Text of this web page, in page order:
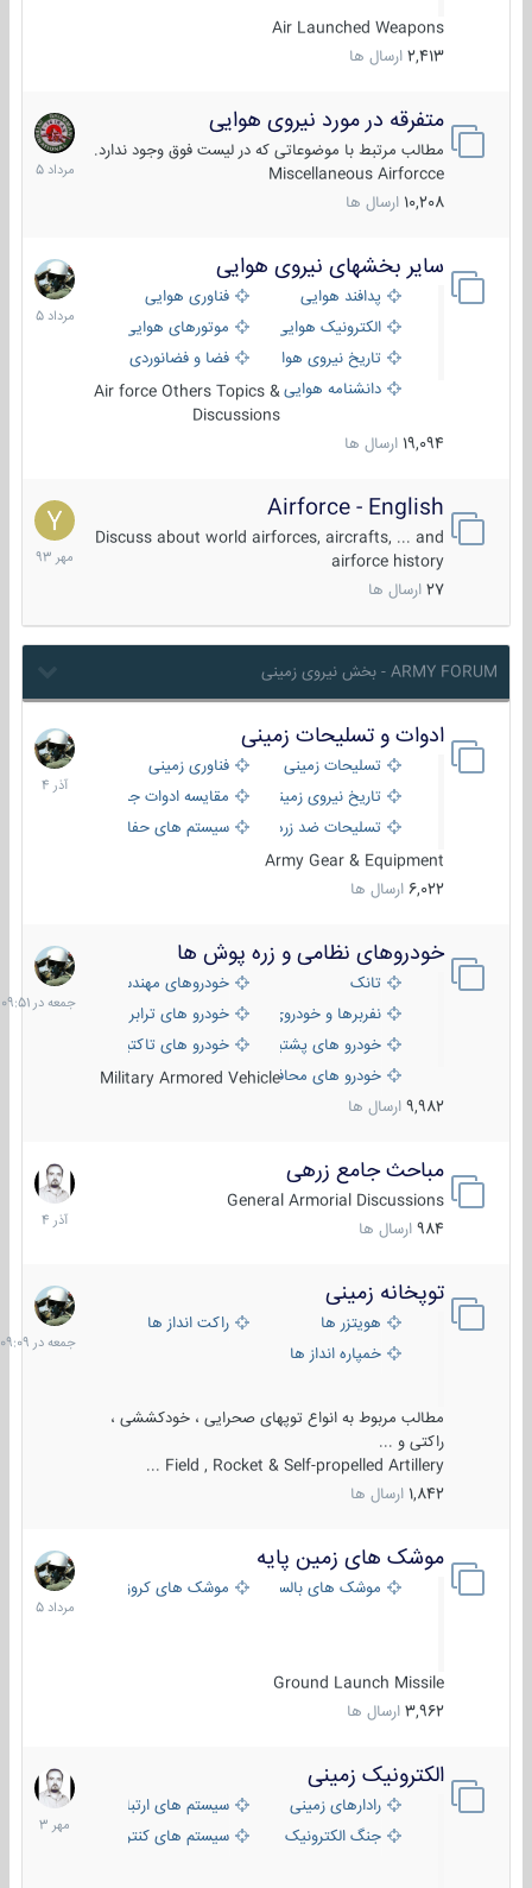
Air Launched Weapons
2,413 ارسال ها
متفرقه در مورد نیروی هوایی
مطالب مرتبط با موضوعاتی که در لیست فوق وجود ندارد.
Miscellaneous Airforcce
10,208 ارسال ها
7
مرداد
1405
سایر بخشهای نیروی هوایی
پدافند هوایی
فناوری هوایی
الکترونیک هوایی
موتورهای هوایی
تاریخ نیروی هوایی
فضا و فضانوردی
دانشنامه هواییAir force Others Topics &
Discussions
19,094 ارسال ها
2
مرداد
1405
Airforce - English
Discuss about world airforces, aircrafts, ... and
airforce history
27 ارسال ها
15
مهر
1393
ARMY FORUM - بخش نیروی زمینی
ادوات و تسلیحات زمینی
تسلیحات زمینی
فناوری زمینی
تاریخ نیروی زمینی
مقایسه ادوات جنگی
تسلیحات ضد زره
سیستم های حفاظت فعال
Army Gear & Equipment
6,022 ارسال ها
21
آذر
1404
خودروهای نظامی و زره پوش ها
تانک
خودروهای مهندسی
نفربرها و خودروی های رزمی پیاده نظام
خودرو های ترابری نظامی
خودرو های پشتیبانی آتش ، شناسایی و ضد تانک
خودرو های تاکتیکی نظامی
خودرو های محافظت شدهMilitary Armored Vehicle
9,982 ارسال ها
جمعه
در
09:51
مباحث جامع زرهی
General Armorial Discussions
984 ارسال ها
7
آذر
1404
توپخانه زمینی
هویتزر ها
راکت انداز ها
خمپاره انداز ها
مطالب مربوط به انواع توپهای صحرایی ، خودکششی ،
راکتی و ...
Field , Rocket & Self-propelled Artillery ...
1,842 ارسال ها
جمعه
در
09:09
موشک های زمین پایه
موشک های بالستیک موشک های کروز
Ground Launch Missile
3,962 ارسال ها
2
مرداد
1405
الکترونیک زمینی
رادارهای زمینی
سیستم های ارتباطی و جمع آوری
جنگ الکترونیک
سیستم های کنترل آتش و تجهیزات
1
مهر
1403